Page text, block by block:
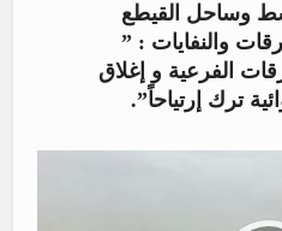
وساحل القيطع
والنفايات : ”
الفرعية و إغلاق
ترك إرتياحاً”.